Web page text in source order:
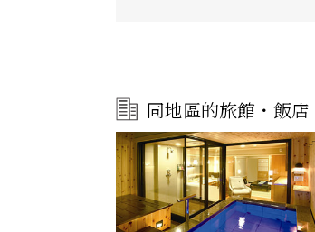
同地區的旅館・飯店